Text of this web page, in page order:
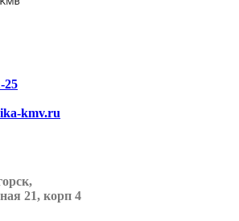
25
kmv.ru
21, корп 4